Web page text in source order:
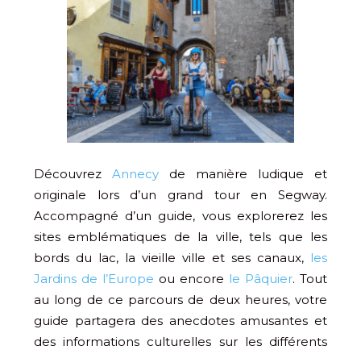
Découvrez Annecy de manière ludique et
originale lors d’un grand tour en Segway.
Accompagné d’un guide, vous explorerez les
sites emblématiques de la ville, tels que les
bords du lac, la vieille ville et ses canaux, les
Jardins de l’Europe ou encore le Pâquier. Tout
au long de ce parcours de deux heures, votre
guide partagera des anecdotes amusantes et
des informations culturelles sur les différents